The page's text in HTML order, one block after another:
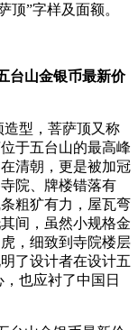
顶”字样及面额。
造型，菩萨顶又称
于五台山的最高峰
清朝，更是被加冠
院、牌楼错落有
粗犷有力，屋瓦弯
间，虽然小规格金
，细致到寺院楼层
了设计者在设计五
也应衬了中国日